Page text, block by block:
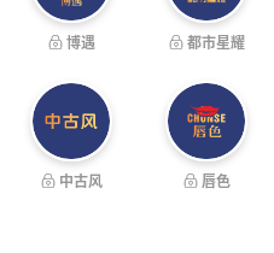
博遇 都市星耀
中古风 唇色